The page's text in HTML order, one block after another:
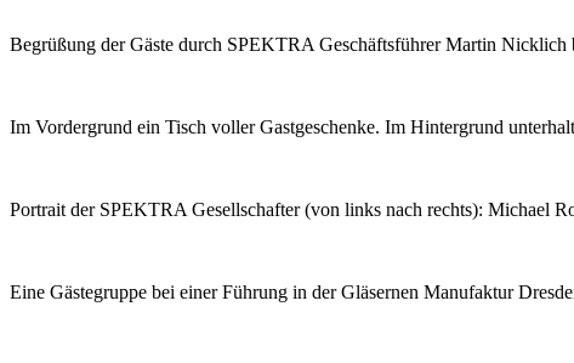
Begrüßung der Gäste durch SPEKTRA Geschäftsführer Martin Nicklich
Im Vordergrund ein Tisch voller Gastgeschenke. Im Hintergrund
Portrait der SPEKTRA Gesellschafter (von links nach rechts): Michael
Eine Gästegruppe bei einer Führung in der Gläsernen Manufaktur